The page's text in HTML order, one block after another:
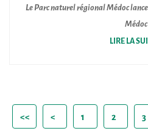
Le Parc naturel régional Médoc
Médoc
LIRE LA
<< < 1 2 3